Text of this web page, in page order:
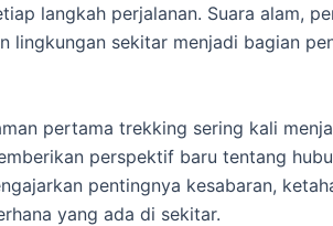
langkah perjalanan. Suara alam,
lingkungan sekitar menjadi bagian
pertama trekking sering kali
perspektif baru tentang
pentingnya kesabaran,
yang ada di sekitar.